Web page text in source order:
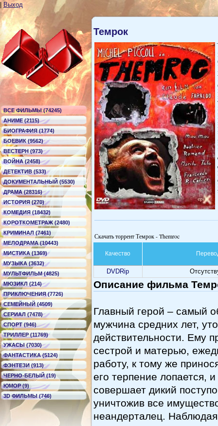
Выход
ВСЕ ФИЛЬМЫ (74245)
АНИМЕ (2115)
БИОГРАФИЯ (1774)
БОЕВИК (9562)
ВЕСТЕРН (973)
ВОЙНА (2458)
ДЕТЕКТИВ (533)
ДОКУМЕНТАЛЬНЫЙ (5530)
ДРАМА (28316)
ИСТОРИЯ (270)
КОМЕДИЯ (18432)
КОРОТКОМЕТРАЖ (2480)
КРИМИНАЛ (7461)
МЕЛОДРАМА (10443)
МИСТИКА (1369)
МУЗЫКА (3632)
МУЛЬТФИЛЬМ (4825)
МЮЗИКЛ (214)
ПРИКЛЮЧЕНИЯ (7726)
СЕМЕЙНЫЙ (4509)
СЕРИАЛ (7478)
СПОРТ (946)
ТРИЛЛЕР (11769)
УЖАСЫ (7030)
ФАНТАСТИКА (5124)
ФЭНТЕЗИ (913)
ЧЕРНО-БЕЛЫЙ (19)
ЮМОР (9)
3D ФИЛЬМЫ (746)
Темрок
Скачать торрент Темрок - Themroc
Качество
DVDRip
Описание фильма
Главный герой – самый
мужчина средних лет,
действительности. Ему
сестрой и матерью,
работу, к тому же
его терпение лопается,
совершает дикий
уничтожив все
неандерталец.